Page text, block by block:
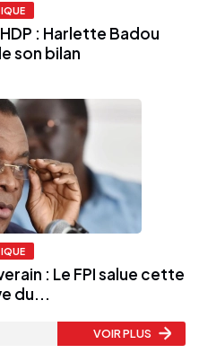
: Harlette Badou
son bilan
: Le FPI salue cette
du...
VOIR PLUS